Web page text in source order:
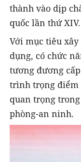
thành vào dịp
quốc lần thứ XIV.
Với mục tiêu
dụng, có chức
tương đương
trình trọng điểm
quan trọng
phòng-an ninh.